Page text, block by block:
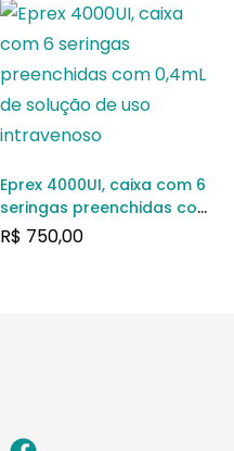
Eprex 4000UI, caixa com 6
seringas preenchidas com
0,4mL de solução de uso
R$ 750,00